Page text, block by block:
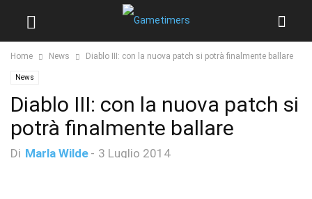
Home News Diablo III: con la nuova patch si potrà finalmente ballare
News
Diablo III: con la nuova patch si
potrà finalmente ballare
Di Marla Wilde - 3 Luglio 2014